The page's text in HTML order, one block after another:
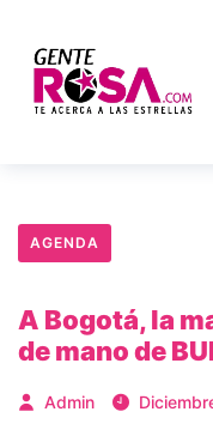
AGENDA
A Bogotá, la
de mano de
Admin